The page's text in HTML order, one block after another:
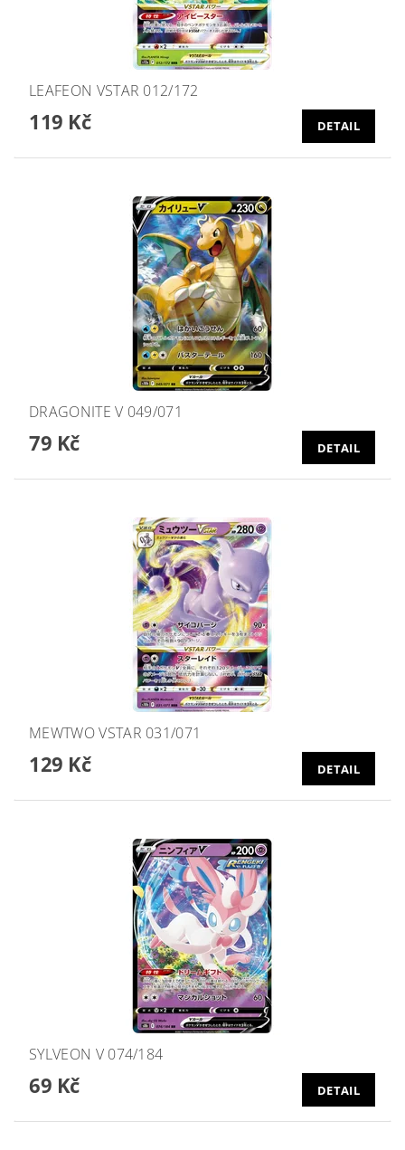
LEAFEON VSTAR 012/172
119 Kč DETAIL
DRAGONITE V 049/071
79 Kč DETAIL
MEWTWO VSTAR 031/071
129 Kč DETAIL
SYLVEON V 074/184
69 Kč DETAIL